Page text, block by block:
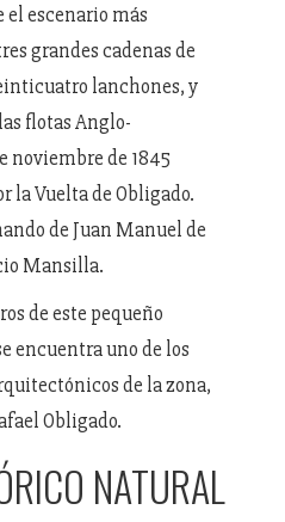
el escenario más
grandes cadenas de
lanchones, y
flotas Anglo-
noviembre de 1845
la Vuelta de Obligado.
de Juan Manuel de
Mansilla.
de este pequeño
encuentra uno de los
de la zona,
Obligado.
NATURAL